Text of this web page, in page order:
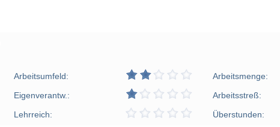
Arbeitsumfeld: Arbeitsmenge:
Eigenverantw.: Arbeitsstreß:
Lehrreich: Überstunden: